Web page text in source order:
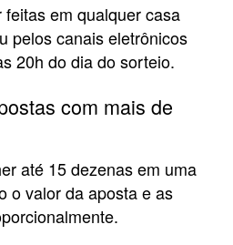
em qualquer casa
pelos canais eletrônicos
20h do dia do sorteio.
com mais de
até 15 dezenas em uma
o valor da aposta e as